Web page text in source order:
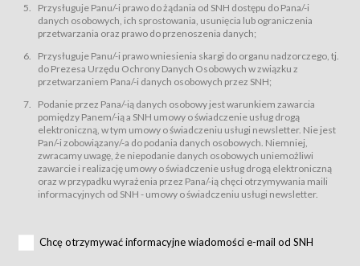
usługę zawierania na odległość umów nabycia Karnetów i Biletów,
usługę zawierania na odległość umów sprzedaży w Sklepie.
dnia 18 lipca 2002 r. o świadczeniu usług drogą elektroniczną (Dz.U. z 2002
r., Nr 144, poz. 1204, z późń. zm.). Usługi świadczone są nieodpłatnie.
Na zasadach określonych w Regulaminie dostęp do Serwisu jest otwarty dla
Usługobiorca przed rozpoczęciem korzystania z Serwisu jest zobowiązany
zapoznać się z Regulaminem. Założenie konta w Serwisie oraz zamówienie
usługi newsletter za pośrednictwem przeznaczonego do tego formularza
zamieszczonego na stronach Serwisu dostępnych dla wszystkich
Usługobiorców wymaga akceptacji postanowień Regulaminu.
Usługobiorca zobowiązany jest do przestrzegania postanowień Regulaminu
od chwili rozpoczęcia korzystania z Serwisu.
Regulamin jest udostępniony Usługobiorcom nieodpłatnie za
Warunki techniczne korzystania z Usług
Przysługuje Panu/-i prawo do żądania od SNH dostępu do Pana/-i
danych osobowych, ich sprostowania, usunięcia lub ograniczenia
przetwarzania oraz prawo do przenoszenia danych;
Przysługuje Panu/-i prawo wniesienia skargi do organu nadzorczego, tj.
do Prezesa Urzędu Ochrony Danych Osobowych w związku z
przetwarzaniem Pana/-i danych osobowych przez SNH;
Podanie przez Pana/-ią danych osobowy jest warunkiem zawarcia
pomiędzy Panem/-ią a SNH umowy o świadczenie usług drogą
elektroniczną, w tym umowy o świadczeniu usługi newsletter. Nie jest
Pan/-i zobowiązany/-a do podania danych osobowych. Niemniej,
zwracamy uwagę, że niepodanie danych osobowych uniemożliwi
zawarcie i realizację umowy o świadczenie usług drogą elektroniczną
oraz w przypadku wyrażenia przez Pana/-ią chęci otrzymywania maili
informacyjnych od SNH - umowy o świadczeniu usługi newsletter.
Chcę otrzymywać informacyjne wiadomości e-mail od SNH